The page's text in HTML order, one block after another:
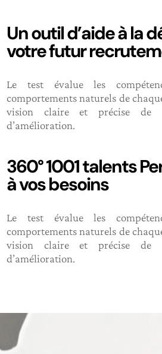
Un outil d’aide à la
votre futur
Le test évalue les
comportements naturels de
vision claire et précise de
d’amélioration.
360° 1001 talents
à vos besoins
Le test évalue les
comportements naturels de
vision claire et précise de
d’amélioration.